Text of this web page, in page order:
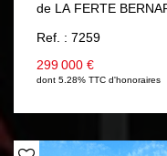
de LA FERTE
chambre, salle d'eau,
électrique. A l'étage :
avec mezzanine,
Chauffage gaz de
radiateur à l'étage,
Ref. : 7259
299 000 €
dont 5.28% TTC d'honoraires